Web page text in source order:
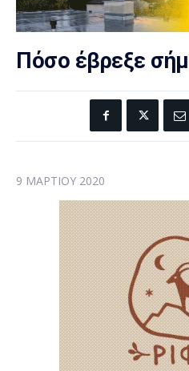
Πόσο έβρεξε
9 ΜΑΡΤΊΟΥ 2020